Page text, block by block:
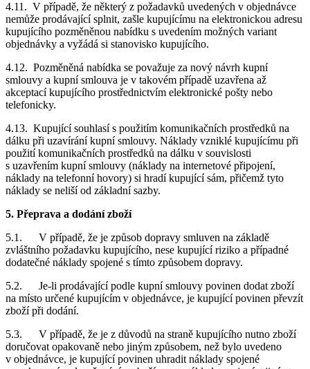
4.11. V případě, že některý z požadavků uvedených v objednávce
nemůže prodávající splnit, zašle kupujícímu na elektronickou adresu
kupujícího pozměněnou nabídku s uvedením možných variant
objednávky a vyžádá si stanovisko kupujícího.
4.12. Pozměněná nabídka se považuje za nový návrh kupní
smlouvy a kupní smlouva je v takovém případě uzavřena až
akceptací kupujícího prostřednictvím elektronické pošty nebo
telefonicky.
4.13. Kupující souhlasí s použitím komunikačních prostředků na
dálku při uzavírání kupní smlouvy. Náklady vzniklé kupujícímu při
použití komunikačních prostředků na dálku v souvislosti
s uzavřením kupní smlouvy (náklady na internetové připojení,
náklady na telefonní hovory) si hradí kupující sám, přičemž tyto
náklady se neliší od základní sazby.
5. Přeprava a dodání zboží
5.1. V případě, že je způsob dopravy smluven na základě
zvláštního požadavku kupujícího, nese kupující riziko a případné
dodatečné náklady spojené s tímto způsobem dopravy.
5.2. Je-li prodávající podle kupní smlouvy povinen dodat zboží
na místo určené kupujícím v objednávce, je kupující povinen převzít
zboží při dodání.
5.3. V případě, že je z důvodů na straně kupujícího nutno zboží
doručovat opakovaně nebo jiným způsobem, než bylo uvedeno
v objednávce, je kupující povinen uhradit náklady spojené